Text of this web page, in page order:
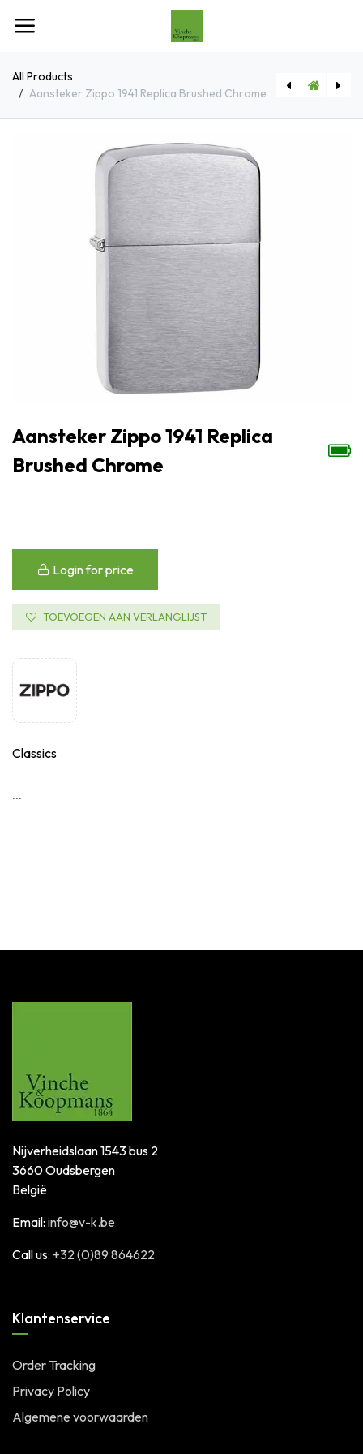
All Products
Aansteker Zippo 1941 Replica Brushed Chrome
Aansteker Zippo 1941 Replica
Brushed Chrome
Login for price
TOEVOEGEN AAN VERLANGLIJST
Classics
...
Nijverheidslaan 1543 bus 2
3660 Oudsbergen
België
Email: info@v-k.be
Call us: +32 (0)89 864622
Klantenservice
Order Tracking
Privacy Policy
Algemene voorwaarden